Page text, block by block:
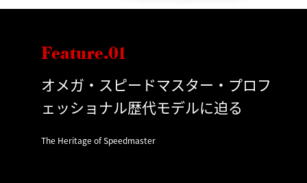
Feature.01
オメガ・スピードマスター・プロフ
ェッショナル歴代モデルに迫る
The Heritage of Speedmaster